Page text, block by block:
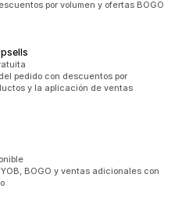
por volumen y ofertas BOGO
pedido con descuentos por
y la aplicación de ventas
BOGO y ventas adicionales con